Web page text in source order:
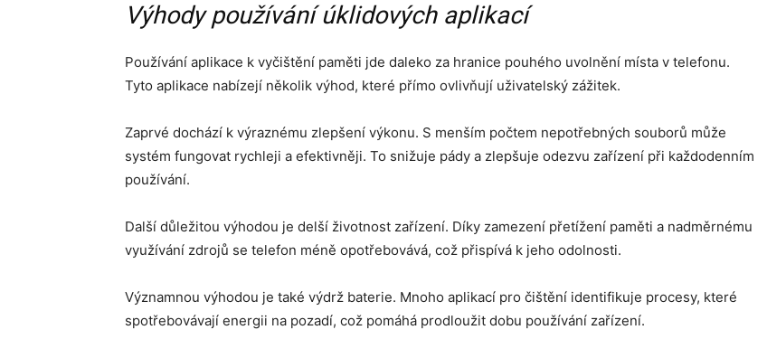
Výhody používání úklidových aplikací
Používání aplikace k vyčištění paměti jde daleko za hranice pouhého uvolnění místa v telefonu.
Tyto aplikace nabízejí několik výhod, které přímo ovlivňují uživatelský zážitek.
Zaprvé dochází k výraznému zlepšení výkonu. S menším počtem nepotřebných souborů může
systém fungovat rychleji a efektivněji. To snižuje pády a zlepšuje odezvu zařízení při každodenním
používání.
Další důležitou výhodou je delší životnost zařízení. Díky zamezení přetížení paměti a nadměrnému
využívání zdrojů se telefon méně opotřebovává, což přispívá k jeho odolnosti.
Významnou výhodou je také výdrž baterie. Mnoho aplikací pro čištění identifikuje procesy, které
spotřebovávají energii na pozadí, což pomáhá prodloužit dobu používání zařízení.